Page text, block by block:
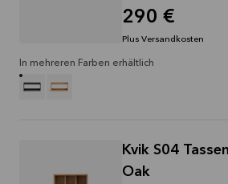
290 €
Plus Versandkosten
In mehreren Farben erhältlich
Kvik S04
Oak